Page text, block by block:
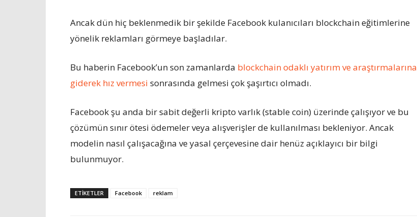
Ancak dün hiç beklenmedik bir şekilde Facebook kulanıcıları blockchain eğitimlerine
yönelik reklamları görmeye başladılar.
Bu haberin Facebook’un son zamanlarda blockchain odaklı yatırım ve araştırmalarına
giderek hız vermesi sonrasında gelmesi çok şaşırtıcı olmadı.
Facebook şu anda bir sabit değerli kripto varlık (stable coin) üzerinde çalışıyor ve bu
çözümün sınır ötesi ödemeler veya alışverişler de kullanılması bekleniyor. Ancak
modelin nasıl çalışacağına ve yasal çerçevesine dair henüz açıklayıcı bir bilgi
bulunmuyor.
ETIKETLER Facebook reklam